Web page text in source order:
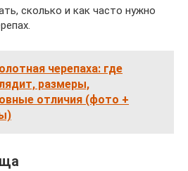
сколько и как часто нужно
черепаха: где
размеры,
отличия (фото +